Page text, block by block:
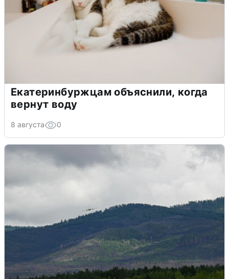
Екатеринбуржцам объяснили, когда
вернут воду
8 августа 0